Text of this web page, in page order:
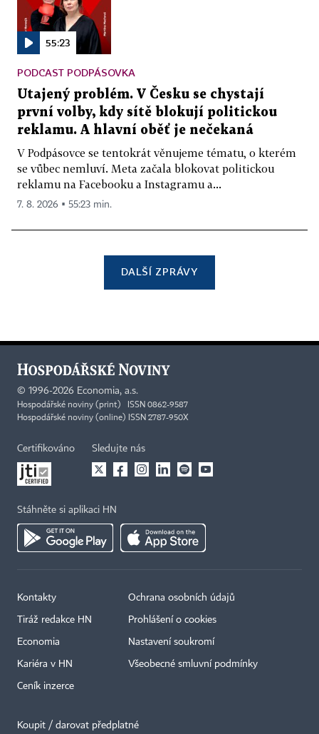
55:23
PODCAST PODPÁSOVKA
Utajený problém. V Česku se chystají
první volby, kdy sítě blokují politickou
reklamu. A hlavní oběť je nečekaná
V Podpásovce se tentokrát věnujeme tématu, o kterém
se vůbec nemluví. Meta začala blokovat politickou
reklamu na Facebooku a Instagramu a...
7. 8. 2026 ▪ 55:23 min.
DALŠÍ ZPRÁVY
© 1996-2026 Economia, a.s.
Hospodářské noviny (print) ISSN 0862-9587
Hospodářské noviny (online) ISSN 2787-950X
Certifikováno Sledujte nás
Stáhněte si aplikaci HN
Kontakty
Tiráž redakce HN
Economia
Kariéra v HN
Ceník inzerce
Ochrana osobních údajů
Prohlášení o cookies
Nastavení soukromí
Všeobecné smluvní podmínky
Koupit / darovat předplatné